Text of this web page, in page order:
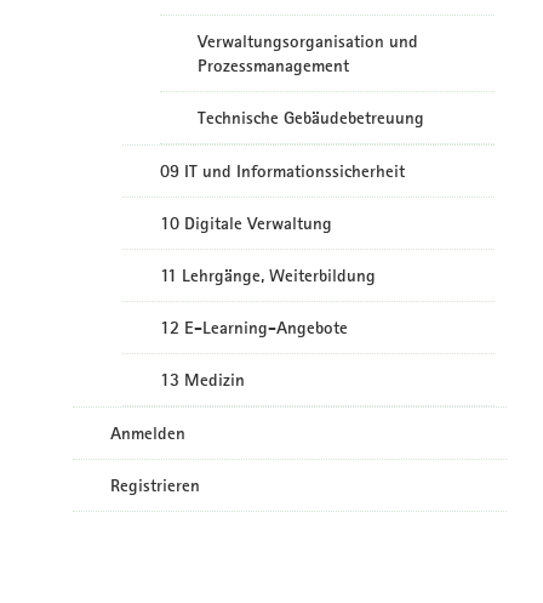
Verwaltungsorganisation und
Prozessmanagement
Technische Gebäudebetreuung
09 IT und Informationssicherheit
10 Digitale Verwaltung
11 Lehrgänge, Weiterbildung
12 E-Learning-Angebote
13 Medizin
Anmelden
Registrieren